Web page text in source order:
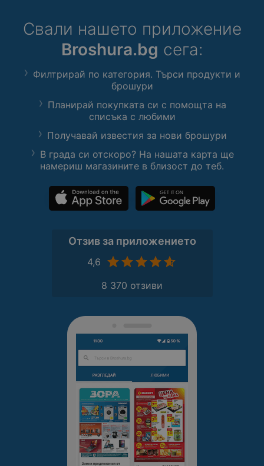
Свали нашето приложение
Broshura.bg сега:
Филтрирай по категория. Търси продукти и
брошури
Планирай покупката си с помощта на
списъка с любими
Получавай известия за нови брошури
В града си отскоро? На нашата карта ще
намериш магазините в близост до теб.
Отзив за приложението
4,6
8 370 отзиви